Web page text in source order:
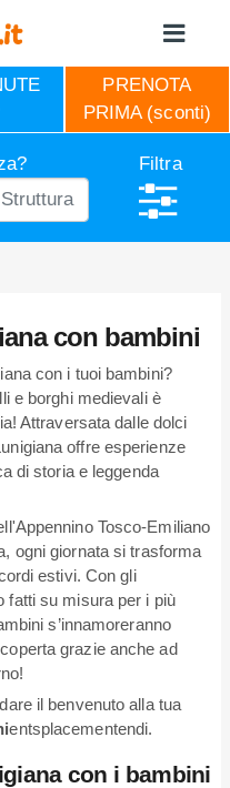
PRENOTA
PRIMA (sconti)
Filtra
con bambini
con i tuoi bambini?
e borghi medievali è
Attraversata dalle dolci
offre esperienze
di storia e leggenda
Tosco-Emiliano
ogni giornata si trasforma
estivi. Con gli
fatti su misura per i più
s’innamoreranno
grazie anche ad
il benvenuto alla tua
entsplacementendi.
con i bambini